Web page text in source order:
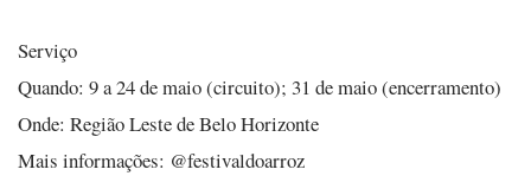
Serviço
Quando: 9 a 24 de maio (circuito); 31 de maio (encerramento)
Onde: Região Leste de Belo Horizonte
Mais informações: @festivaldoarroz